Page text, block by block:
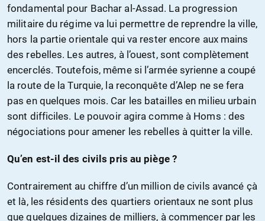
fondamental pour Bachar al-Assad. La progression
militaire du régime va lui permettre de reprendre la ville,
hors la partie orientale qui va rester encore aux mains
des rebelles. Les autres, à l’ouest, sont complètement
encerclés. Toutefois, même si l’armée syrienne a coupé
la route de la Turquie, la reconquête d’Alep ne se fera
pas en quelques mois. Car les batailles en milieu urbain
sont difficiles. Le pouvoir agira comme à Homs : des
négociations pour amener les rebelles à quitter la ville.
Qu’en est-il des civils pris au piège ?
Contrairement au chiffre d’un million de civils avancé çà
et là, les résidents des quartiers orientaux ne sont plus
que quelques dizaines de milliers, à commencer par les